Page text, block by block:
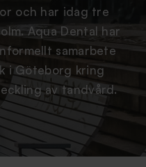
och har idag tre
Aqua Dental har
samarbete
i Göteborg kring
av tandvård.